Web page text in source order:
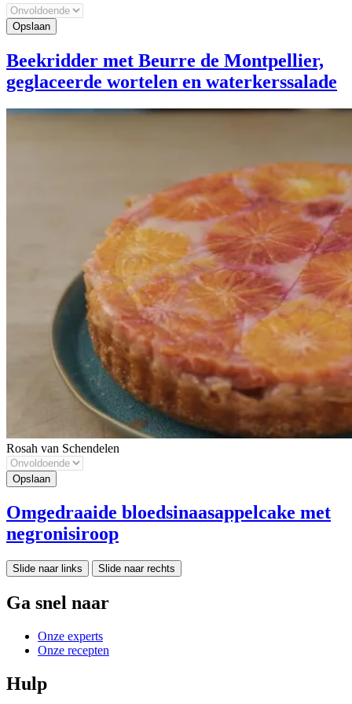
Beekridder met Beurre de Montpellier,
geglaceerde wortelen en waterkerssalade
Rosah van Schendelen
Omgedraaide bloedsinaasappelcake met
negronisiroop
Slide naar links Slide naar rechts
Ga snel naar
Onze experts
Onze recepten
Hulp